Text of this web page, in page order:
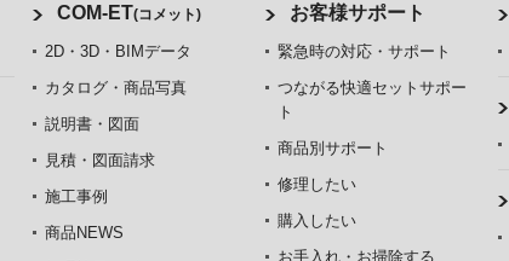
COM-ET(コメット)
2D・3D・BIMデータ
カタログ・商品写真
説明書・図面
見積・図面請求
施工事例
商品NEWS
お客様サポート
緊急時の対応・サポート
つながる快適セットサポー
ト
商品別サポート
修理したい
購入したい
お手入れ・お掃除する